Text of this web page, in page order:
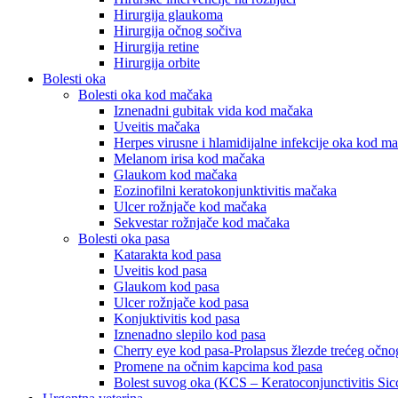
Hirurgija glaukoma
Hirurgija očnog sočiva
Hirurgija retine
Hirurgija orbite
Bolesti oka
Bolesti oka kod mačaka
Iznenadni gubitak vida kod mačaka
Uveitis mačaka
Herpes virusne i hlamidijalne infekcije oka kod
Melanom irisa kod mačaka
Glaukom kod mačaka
Eozinofilni keratokonjunktivitis mačaka
Ulcer rožnjače kod mačaka
Sekvestar rožnjače kod mačaka
Bolesti oka pasa
Katarakta kod pasa
Uveitis kod pasa
Glaukom kod pasa
Ulcer rožnjače kod pasa
Konjuktivitis kod pasa
Iznenadno slepilo kod pasa
Cherry eye kod pasa-Prolapsus žlezde trećeg
Promene na očnim kapcima kod pasa
Bolest suvog oka (KCS – Keratoconjunctivitis